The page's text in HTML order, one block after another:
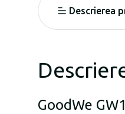
Descrierea
GoodWe